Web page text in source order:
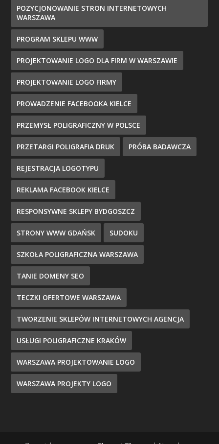
POZYCJONOWANIE STRON INTERNETOWYCH
WARSZAWA
PROGRAM SKLEPU WWW
PROJEKTOWANIE LOGO DLA FIRM W WARSZAWIE
PROJEKTOWANIE LOGO FIRMY
PROWADZENIE FACEBOOKA KIELCE
PRZEMYSŁ POLIGRAFICZNY W POLSCE
PRZETARGI POLIGRAFIA DRUK PRÓBA BADAWCZA
REJESTRACJA LOGOTYPU
REKLAMA FACEBOOK KIELCE
RESPONSYWNE SKLEPY BYDGOSZCZ
STRONY WWW GDAŃSK SUDOKU
SZKOŁA POLIGRAFICZNA WARSZAWA
TANIE DOMENY SEO
TECZKI OFERTOWE WARSZAWA
TWORZENIE SKLEPÓW INTERNETOWYCH AGENCJA
USŁUGI POLIGRAFICZNE KRAKÓW
WARSZAWA PROJEKTOWANIE LOGO
WARSZAWA PROJEKTY LOGO